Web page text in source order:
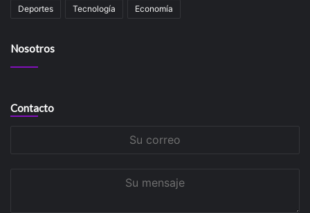
Deportes Tecnología Economía
Nosotros
Contacto